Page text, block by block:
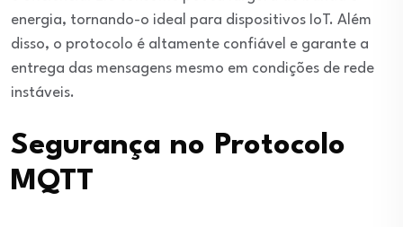
energia, tornando-o ideal para dispositivos IoT. Além
disso, o protocolo é altamente confiável e garante a
entrega das mensagens mesmo em condições de rede
instáveis.
Segurança no Protocolo
MQTT